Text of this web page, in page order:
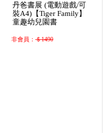
丹爸書展 (電動遊戲/可
裝A4)【Tiger Family】
童趣幼兒園書
非會員：＄1490